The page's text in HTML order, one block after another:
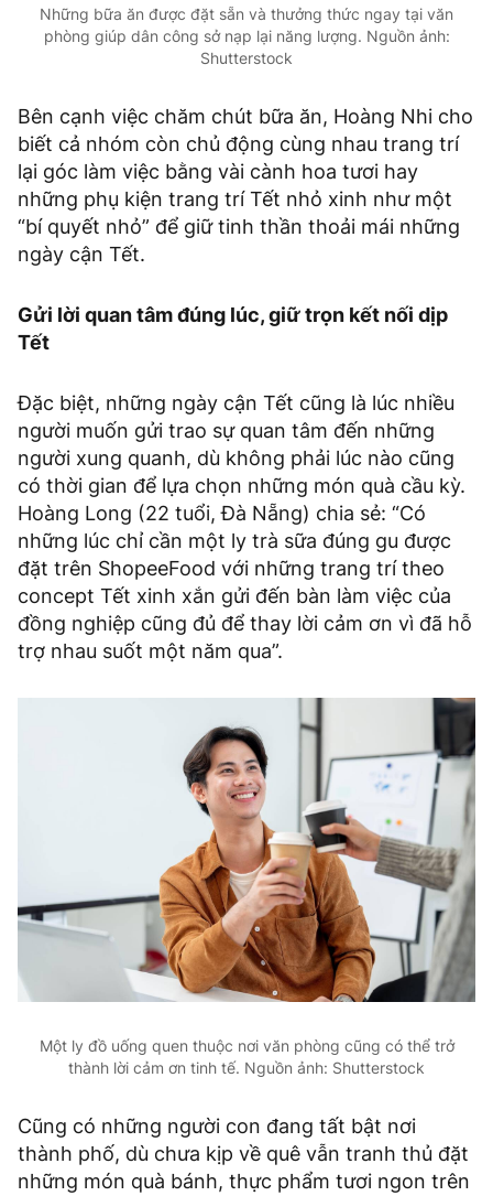
Những bữa ăn được đặt sẵn và thưởng thức ngay tại văn
phòng giúp dân công sở nạp lại năng lượng. Nguồn ảnh:
Shutterstock
Bên cạnh việc chăm chút bữa ăn, Hoàng Nhi cho
biết cả nhóm còn chủ động cùng nhau trang trí
lại góc làm việc bằng vài cành hoa tươi hay
những phụ kiện trang trí Tết nhỏ xinh như một
“bí quyết nhỏ” để giữ tinh thần thoải mái những
ngày cận Tết.
Gửi lời quan tâm đúng lúc, giữ trọn kết nối dịp
Tết
Đặc biệt, những ngày cận Tết cũng là lúc nhiều
người muốn gửi trao sự quan tâm đến những
người xung quanh, dù không phải lúc nào cũng
có thời gian để lựa chọn những món quà cầu kỳ.
Hoàng Long (22 tuổi, Đà Nẵng) chia sẻ: “Có
những lúc chỉ cần một ly trà sữa đúng gu được
đặt trên ShopeeFood với những trang trí theo
concept Tết xinh xắn gửi đến bàn làm việc của
đồng nghiệp cũng đủ để thay lời cảm ơn vì đã hỗ
trợ nhau suốt một năm qua”.
Một ly đồ uống quen thuộc nơi văn phòng cũng có thể trở
thành lời cảm ơn tinh tế. Nguồn ảnh: Shutterstock
Cũng có những người con đang tất bật nơi
thành phố, dù chưa kịp về quê vẫn tranh thủ đặt
những món quà bánh, thực phẩm tươi ngon trên